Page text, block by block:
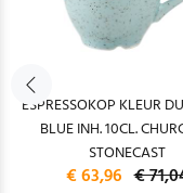
ESPRESSOKOP KLEUR
BLUE INH. 10CL.
STONECAST
€ 63,96 €